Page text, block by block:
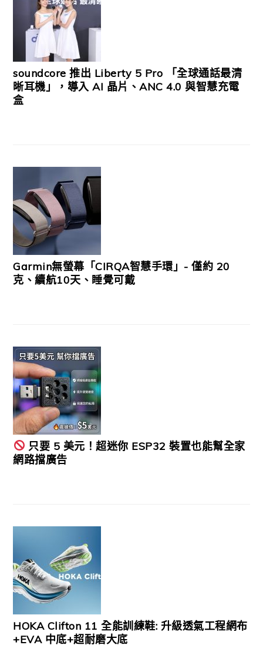
soundcore 推出 Liberty 5 Pro 「全球通話最清
晰耳機」，導入 AI 晶片、ANC 4.0 與智慧充電
盒
Garmin無螢幕「CIRQA智慧手環」- 僅約 20
克、續航10天、睡覺可戴
只要 5 美元！超迷你 ESP32 裝置也能幫全家
網路擋廣告
HOKA Clifton 11 全能訓練鞋: 升級透氣工程網布
+EVA 中底+超耐磨大底